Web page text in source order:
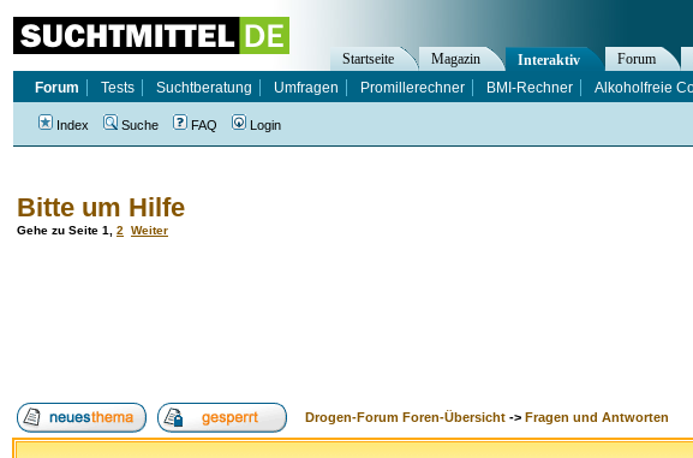
Bitte um Hilfe
Gehe zu Seite 1 2 Weiter
Drogen-Forum Foren-Übersicht -> Fragen und Antworten
Startseite Magazin Interaktiv Forum
Forum
Tests Suchtberatung Umfragen Promillerechner BMI-Rechner Alkoholfreie
Index Suche FAQ Login